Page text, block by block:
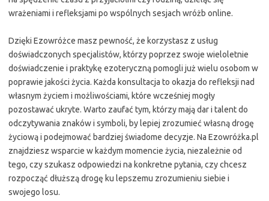
wrażeniami i refleksjami po wspólnych sesjach wróżb online.
Dzięki Ezowróżce masz pewność, że korzystasz z usług
doświadczonych specjalistów, którzy poprzez swoje wieloletnie
doświadczenie i praktykę ezoteryczną pomogli już wielu osobom w
poprawie jakości życia. Każda konsultacja to okazja do refleksji nad
własnym życiem i możliwościami, które wcześniej mogły
pozostawać ukryte. Warto zaufać tym, którzy mają dar i talent do
odczytywania znaków i symboli, by lepiej zrozumieć własną drogę
życiową i podejmować bardziej świadome decyzje. Na Ezowróżka.pl
znajdziesz wsparcie w każdym momencie życia, niezależnie od
tego, czy szukasz odpowiedzi na konkretne pytania, czy chcesz
rozpocząć dłuższą drogę ku lepszemu zrozumieniu siebie i
swojego losu.